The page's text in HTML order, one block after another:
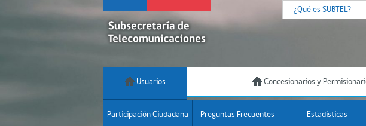
¿Qué es SUBTEL?
Usuarios Concesionarios y
Participación Ciudadana Preguntas Frecuentes Estadísticas